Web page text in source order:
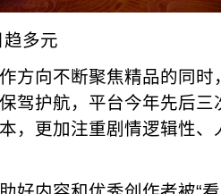
多元
方向不断聚焦精品的同
驾护航，平台今年先后
，更加注重剧情逻辑性、